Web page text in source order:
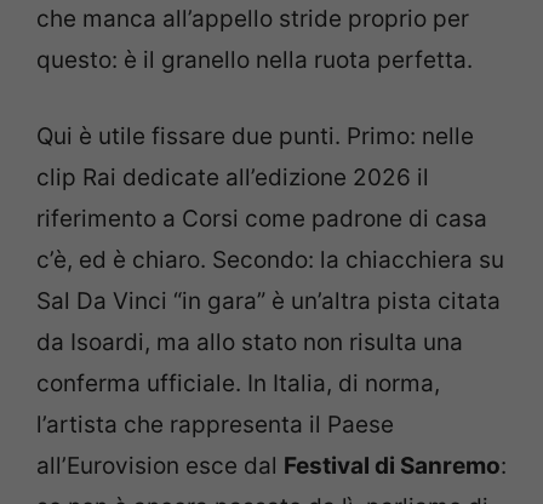
che manca all’appello stride proprio per
questo: è il granello nella ruota perfetta.
Qui è utile fissare due punti. Primo: nelle
clip Rai dedicate all’edizione 2026 il
riferimento a Corsi come padrone di casa
c’è, ed è chiaro. Secondo: la chiacchiera su
Sal Da Vinci “in gara” è un’altra pista citata
da Isoardi, ma allo stato non risulta una
conferma ufficiale. In Italia, di norma,
l’artista che rappresenta il Paese
all’Eurovision esce dal Festival di Sanremo: